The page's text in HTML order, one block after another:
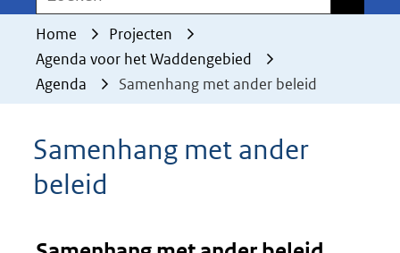
geweigerd.
Home
Projecten
Agenda voor het Waddengebied
Agenda
Samenhang met ander beleid
Samenhang met ander
beleid